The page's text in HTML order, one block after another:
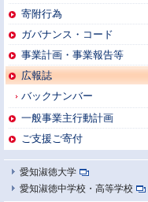
寄附行為
ガバナンス・コード
事業計画・事業報告等
広報誌
バックナンバー
一般事業主行動計画
ご支援ご寄付
愛知淑徳大学
愛知淑徳中学校・高等学校